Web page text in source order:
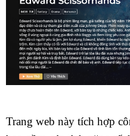
Trang web này tích hợp